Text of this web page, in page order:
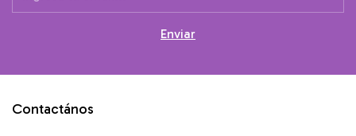
Contactános